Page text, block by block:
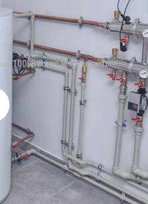
100l Behren lès Forbach